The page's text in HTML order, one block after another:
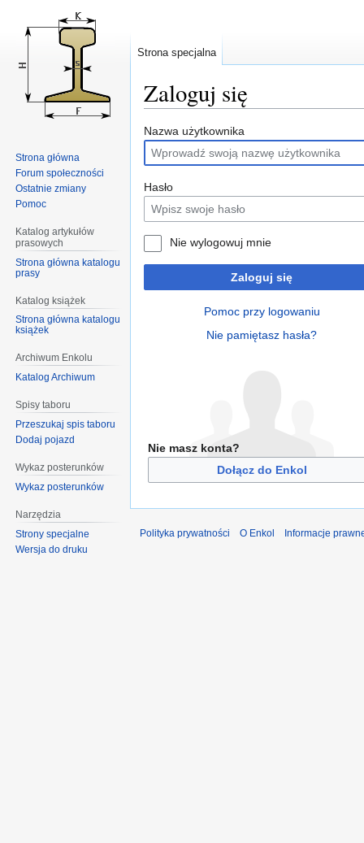
Zaloguj się
Przejdź
do
nawigacji
Przejdź
do
wyszukiwania
Nazwa użytkownika
Hasło
Nie wylogowuj mnie
Zaloguj się
Pomoc przy logowaniu
Nie pamiętasz hasła?
Nie masz konta?
Dołącz do Enkol
Strona specjalna
Strona główna
Forum społeczności
Ostatnie zmiany
Pomoc
Katalog artykułów
prasowych
Strona główna katalogu
prasy
Katalog książek
Strona główna katalogu
książek
Archiwum Enkolu
Katalog Archiwum
Spisy taboru
Przeszukaj spis taboru
Dodaj pojazd
Wykaz posterunków
Wykaz posterunków
Narzędzia
Strony specjalne
Wersja do druku
Polityka prywatności O Enkol Informacje